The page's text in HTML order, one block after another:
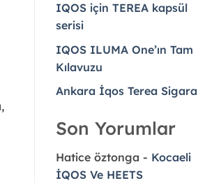
IQOS için TEREA kapsül
serisi
IQOS ILUMA One’ın Tam
Kılavuzu
Ankara İqos Terea Sigara
Son Yorumlar
Hatice öztonga - Kocaeli
İQOS Ve HEETS